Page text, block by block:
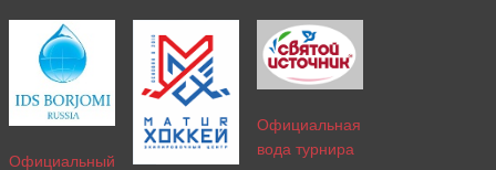
Официальный
Официальная
вода турнира